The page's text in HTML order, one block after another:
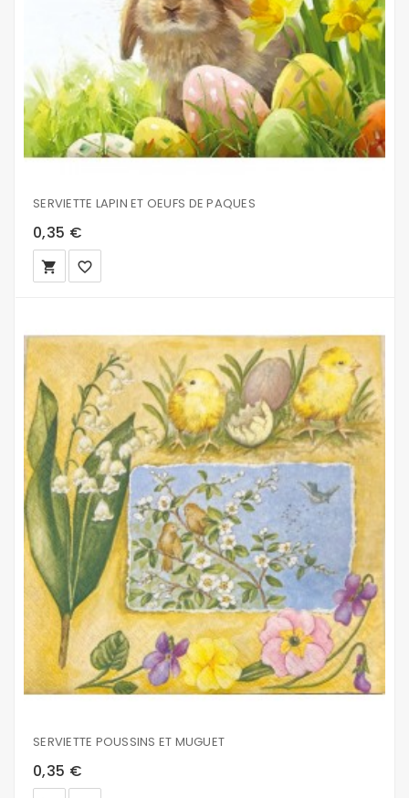
SERVIETTE LAPIN ET OEUFS DE PAQUES
0,35 €
local_grocery_store favorite_border
SERVIETTE POUSSINS ET MUGUET
0,35 €